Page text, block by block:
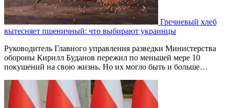
Гречневый хлеб
вытесняет пшеничный: что выбирают украинцы
Руководитель Главного управления разведки Министерства
обороны Кирилл Буданов пережил по меньшей мере 10
покушений на свою жизнь. Но их могло быть и больше…